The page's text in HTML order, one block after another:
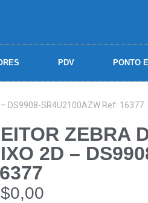
PDV PONTO
– DS9908-SR4U2100AZW Ref: 16377
ZEBRA
2D –
0,00